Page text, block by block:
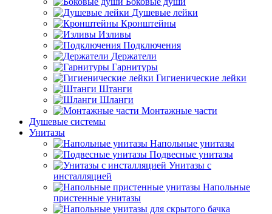
Душевые лейки
Кронштейны
Изливы
Подключения
Держатели
Гарнитуры
Гигиенические лейки
Штанги
Шланги
Монтажные части
Душевые системы
Унитазы
Напольные унитазы
Подвесные унитазы
Унитазы с
инсталляцией
Напольные
пристенные унитазы